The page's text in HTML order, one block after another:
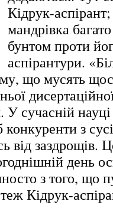
Кідрук-
мандрівка
бунтом проти
аспірантури.
що мусять
У сучасній
з
від заздрощів.
день
з того, що
Кідрук-